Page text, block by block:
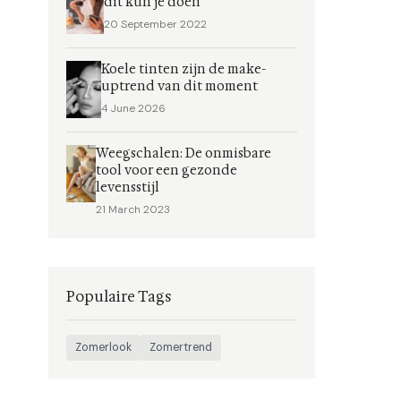
20 September 2022
Koele tinten zijn de make-
uptrend van dit moment
4 June 2026
Weegschalen: De onmisbare
tool voor een gezonde
levensstijl
21 March 2023
Populaire Tags
Zomerlook Zomertrend